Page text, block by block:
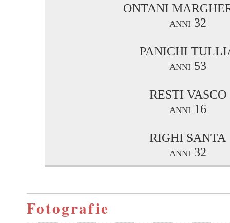
ONTANI
anni 32
PANICHI
anni 53
RESTI VASCO
anni 16
RIGHI SANTA
anni 32
Fotografie